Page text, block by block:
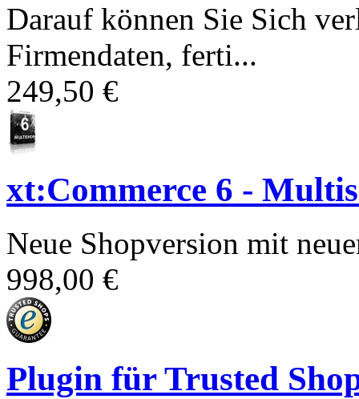
Darauf können Sie Sich
Firmendaten, ferti...
249,50 €
xt:Commerce 6 -
Neue Shopversion mit
998,00 €
Plugin für Trusted